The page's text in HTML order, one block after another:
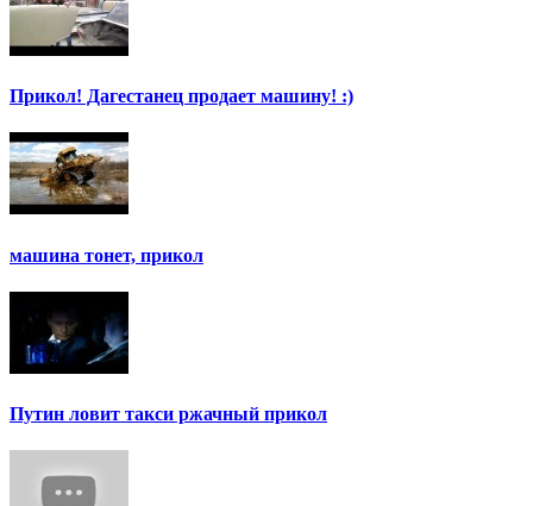
Прикол! Дагестанец продает машину! :)
машина тонет, прикол
Путин ловит такси ржачный прикол